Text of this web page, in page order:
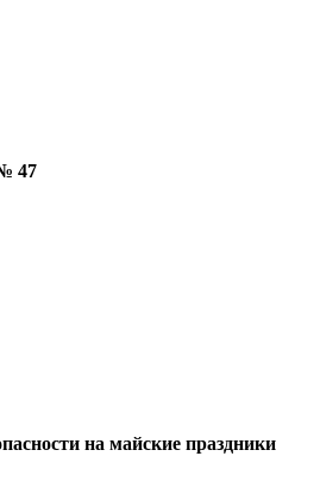
47
на майские праздники